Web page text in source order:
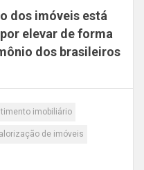
dos imóveis está
elevar de forma
dos brasileiros
imobiliário
de imóveis